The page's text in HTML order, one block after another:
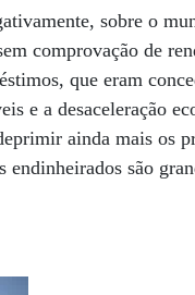
sobre o
comprovação de
que eram
e a desaceleração
ainda mais os
são